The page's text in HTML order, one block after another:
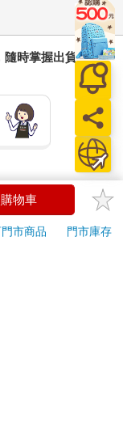
隨時掌握出貨動
話要求您前往
當！
物車
市商品
門市庫存